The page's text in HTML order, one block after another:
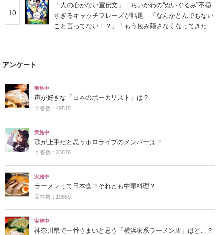
10
「人の心がない宣伝文」 ちいかわの“ぬいぐるみ”不穏
すぎるキャッチフレーズが話題 「なんかとんでもない
こと言ってない！？」「もう包み隠さなくなってきた
な」
アンケート
実施中
声が好きな「日本のボーカリスト」は？
回答数：49515
実施中
歌が上手だと思うホロライブのメンバーは？
回答数：23876
実施中
ラーメンって日本食？それとも中華料理？
回答数：19659
実施中
神奈川県で一番うまいと思う「横浜家系ラーメン店」はどこ？